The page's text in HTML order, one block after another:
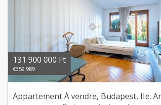
131 900 000 Ft
€359 989